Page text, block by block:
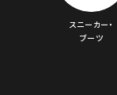
スニーカー・
ブーツ